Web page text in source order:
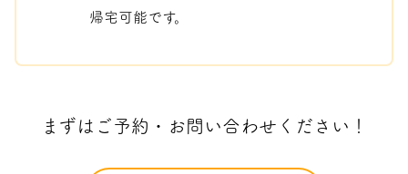
帰宅可能です。
まずはご予約・お問い合わせください！